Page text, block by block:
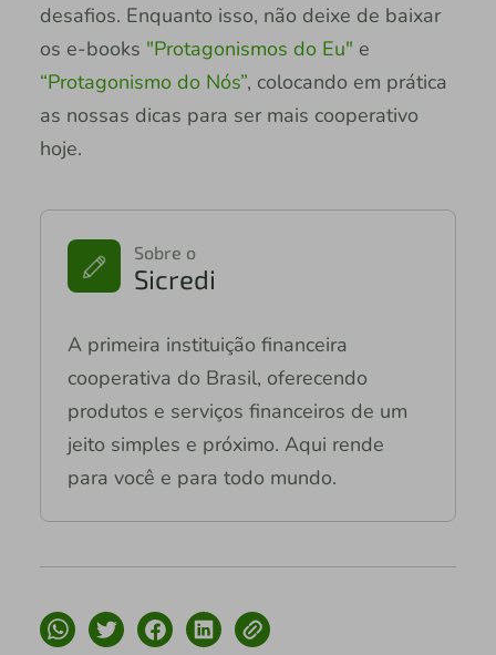
desafios. Enquanto isso, não deixe de baixar
os e-books "Protagonismos do Eu" e
“Protagonismo do Nós”, colocando em prática
as nossas dicas para ser mais cooperativo
hoje.
Sobre o
Sicredi
A primeira instituição financeira
cooperativa do Brasil, oferecendo
produtos e serviços financeiros de um
jeito simples e próximo. Aqui rende
para você e para todo mundo.